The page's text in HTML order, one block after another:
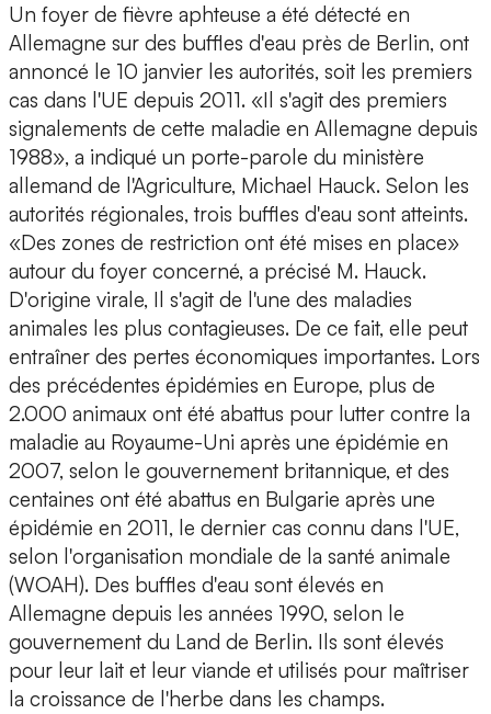
Un foyer de fièvre aphteuse a été détecté en
Allemagne sur des buffles d'eau près de Berlin, ont
annoncé le 10 janvier les autorités, soit les premiers
cas dans l'UE depuis 2011. «Il s'agit des premiers
signalements de cette maladie en Allemagne depuis
1988», a indiqué un porte-parole du ministère
allemand de l'Agriculture, Michael Hauck. Selon les
autorités régionales, trois buffles d'eau sont atteints.
«Des zones de restriction ont été mises en place»
autour du foyer concerné, a précisé M. Hauck.
D'origine virale, Il s'agit de l'une des maladies
animales les plus contagieuses. De ce fait, elle peut
entraîner des pertes économiques importantes. Lors
des précédentes épidémies en Europe, plus de
2.000 animaux ont été abattus pour lutter contre la
maladie au Royaume-Uni après une épidémie en
2007, selon le gouvernement britannique, et des
centaines ont été abattus en Bulgarie après une
épidémie en 2011, le dernier cas connu dans l'UE,
selon l'organisation mondiale de la santé animale
(WOAH). Des buffles d'eau sont élevés en
Allemagne depuis les années 1990, selon le
gouvernement du Land de Berlin. Ils sont élevés
pour leur lait et leur viande et utilisés pour maîtriser
la croissance de l'herbe dans les champs.